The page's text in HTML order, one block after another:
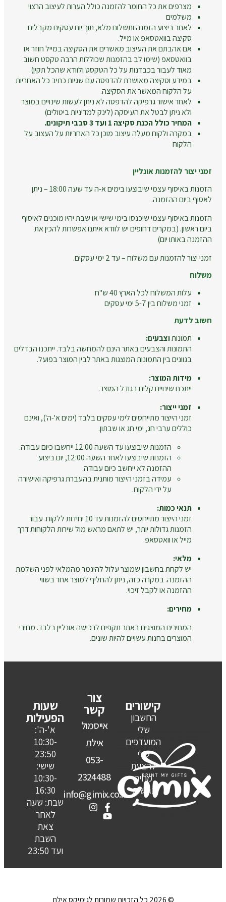
מצרפים את כל החומר להזמנה כולל הערות לעיצוב הרצוי
משלמים
לאחר ביצוע הזמנה ותשלום מלא, תוך יום עסקים מקבלים
סקיצה בוואטסאפ או מייל.
אם אהבתם את העיצוב מאשרים את הסקיצה במייל חוזר או
בוואטסאפ (שימו לב בהזמנות שכוללות הרבה טקסט חשוב
מאוד לעבור בכבדנות על כל הטקסט ולוודא שהכל תקין).
במידע וסקיצה מאושרת להדפסה עם שגיות כתיב כל האחריות
על הלקוח המאשר את הסקיצה.
לאחר אישור גרפיקה להדפסה לא ניתן לעשות שינויים במוצר
ולא ניתן לבטל את העיסקה (לינק למדיניות ביטולים)
המחיר כולל הכנת סקיצה 1 ועד 3 סבבי תיקונים.
במקרה ולקוח מעלה עיצוב מוכן כל האחריות על העצוב על
הלקוח
זמני יצור להזמנות אונליין
הזמנות באיסוף עצמי שיבוצעו בימים א-ה עד שעה 18:00 – ניתן
לאסוף ביום ההזמנה.
הזמנות באיסוף עצמי שיכנסו בימי שישי או שבת יהיו מוכנים לאיסוף
ביום ראשון. (במקרים דחופים יש לוודא איתנו אפשרות להכין את
ההזמנה באותו יום)
זמני יצור להזמנות עם משלוח – עד 2 ימי עסקים.
משלוח
עלות המשלוח לכל הארץ 40 ש"ח
זמני משלוח בין 5-7 ימי עסקים
חשוב לדעת
תמונותוצבעים:
התמונות והצבעים באתר הינם להמחשה בלבד. ייתכנו הבדלים
בגוונים בין התמונות המוצגות באתר לבין המוצר בפועל.
מידות המוצר:
ייתכנו שינויים קלים בגודל המוצר.
זמני ייצור:
זמני הייצור מתייחסים לימי עסקים בלבד (ימים א'-ה'), ואינם
כוללים ערבי חג, ימי חג או שבתון.
הזמנות שיבוצעו עד השעה 12:00 ייחשבו כיום עבודה.
הזמנות שיבוצעו לאחר השעה 12:00, יום ביצוע
ההזמנה לא ייחשב כיום עבודה.
עמידה בזמני הייצור מותנית בהעברת גרפיקה ואישורה
על ידי הלקוח.
תנאי כמות:
זמני הייצור מתייחסים להזמנות עד 10 יחידות ללקוח. עבור
הזמנות גדולות יותר, יש לתאם מראש מול שירות הלקוחות דרך
מייל או וואטסאפ.
מלאי:
יש לקחת בחשבון שמוצר עלול להיגמר מהמלאי לפני השלמת
ההזמנה. במקרה כזה, ניתן להחליף למוצר אחר בשווי
ההזמנה או לקבל זיכוי.
מחירים:
המחירים המוצגים באתר תקפים לרכישה אונליין בלבד. מחירי
המוצרים בחנות עשויים להיות שונים.
קישורים
החשבון
שלי
המועדפים
שלי
להצעת
מחיר
נגישות
צור
קשר
אייסמול
אילת
053-
2324488
info@gimix.co.il
שעות
הפעילות
א'-ה':
10:30-
23:50
שישי:
10:30-
16:30
שבת: שעה
לאחר
צאת
השבת
ועד 23:50
© 2026 כל הזכויות שמורות לגימיקס אילת